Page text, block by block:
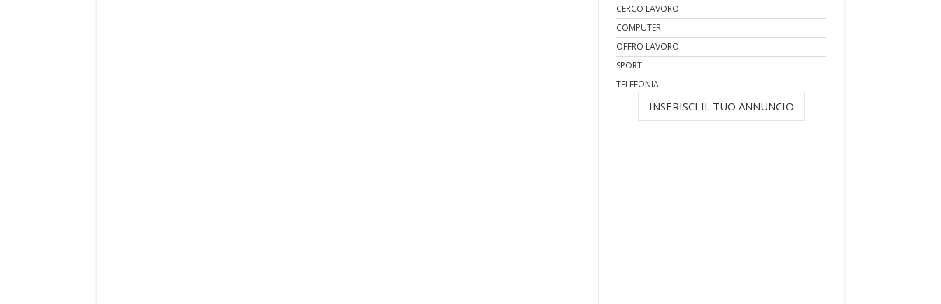
CERCO LAVORO
COMPUTER
OFFRO LAVORO
SPORT
TELEFONIA
INSERISCI IL TUO ANNUNCIO